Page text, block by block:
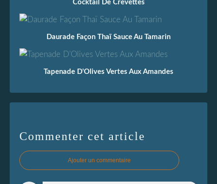
Cocktail De Crevettes
Daurade Façon Thaï Sauce Au Tamarin
Tapenade D'Olives Vertes Aux Amandes
Commenter cet article
Ajouter un commentaire